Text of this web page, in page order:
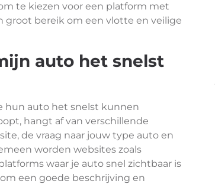
te kiezen voor een platform met
groot bereik om een vlotte en veilige
auto het snelst
hun auto het snelst kunnen
hangt af van verschillende
de vraag naar jouw type auto en
worden websites zoals
waar je auto snel zichtbaar is
een goede beschrijving en